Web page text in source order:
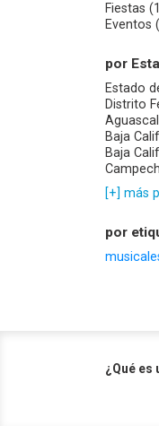
Fiestas
Eventos
por
Estado
Distrito
Baja
Baja
[+] más
por
¿Qué es